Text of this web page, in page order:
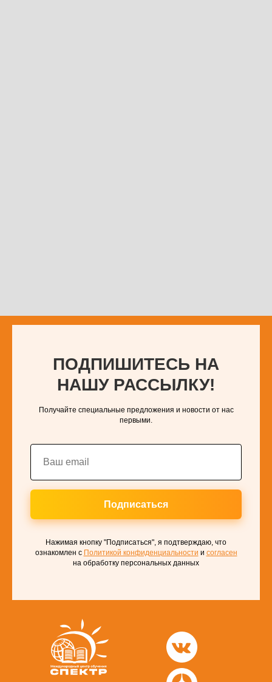
ПОДПИШИТЕСЬ НА
НАШУ РАССЫЛКУ!
Получайте специальные предложения и новости от нас
первыми.
Подписаться
Нажимая кнопку "Подписаться", я подтверждаю, что
ознакомлен с Политикой конфиденциальности и согласен
на обработку персональных данных